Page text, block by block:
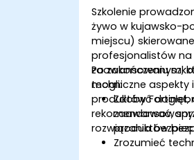
Szkolenie
żywo w kujawsko-
miejscu)
profesjonalistów
zaawansowanym,
techniczne aspekty
produktów Fortinet,
rekomendować,
rozwiązania
Po zakończeniu
mogli:
Zdobyć
produktów
Zrozumieć